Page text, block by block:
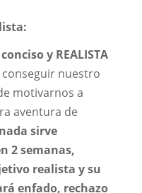
y REALISTA
nuestro
motivarnos a
aventura de
sirve
2 semanas,
realista y su
enfado, rechazo